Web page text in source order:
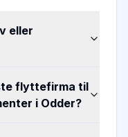
eller
flyttefirma til
i Odder?